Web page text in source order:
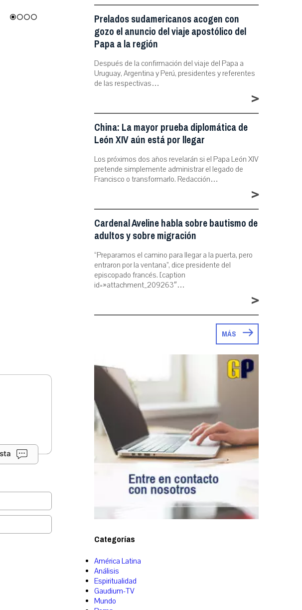
Prelados sudamericanos acogen con
gozo el anuncio del viaje apostólico del
Papa a la región
Después de la confirmación del viaje del Papa a
Uruguay, Argentina y Perú, presidentes y referentes
de las respectivas…
>
China: La mayor prueba diplomática de
León XIV aún está por llegar
Los próximos dos años revelarán si el Papa León XIV
pretende simplemente administrar el legado de
Francisco o transformarlo. Redacción…
>
Cardenal Aveline habla sobre bautismo de
adultos y sobre migración
“Preparamos el camino para llegar a la puerta, pero
entraron por la ventana”, dice presidente del
episcopado francés. [caption
id=»attachment_209263″…
>
MÁS
Categorías
América Latina
Análisis
Espiritualidad
Gaudium-TV
Mundo